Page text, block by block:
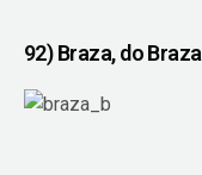
92) Braza, do Braza